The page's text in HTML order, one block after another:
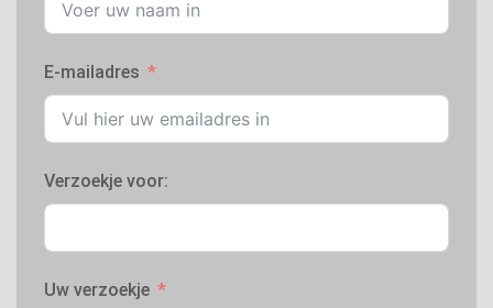
E-mailadres
Verzoekje voor:
Uw verzoekje